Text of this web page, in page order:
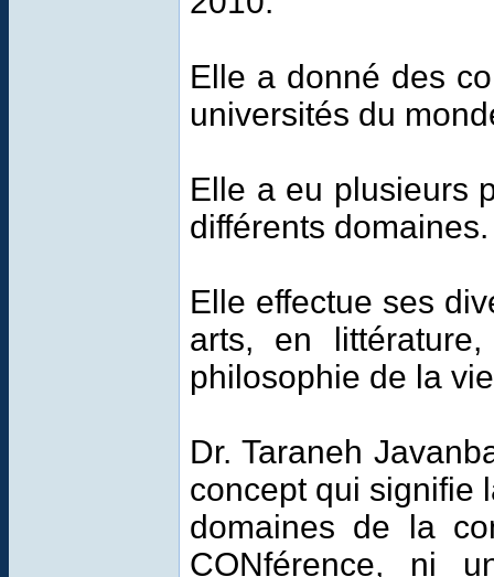
Elle a donné des
universités du
Elle a eu plusieurs
différents domaines.
Elle effectue ses
arts, en
philosophie de la
Dr. Taraneh
concept qui signifie
domaines de la
CONférence, ni